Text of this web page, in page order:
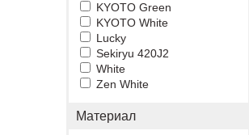
KYOTO Green
KYOTO White
Lucky
Sekiryu 420J2
White
Zen White
Материал